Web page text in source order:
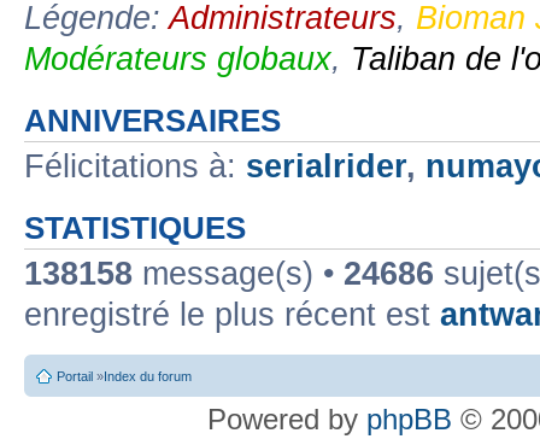
Légende:Administrateurs, Bioman
Modérateurs globaux, Taliban de
ANNIVERSAIRES
Félicitations à: serialrider,
STATISTIQUES
138158 message(s) • 24686
enregistré le plus récent est
Portail »Index du forum
Powered by phpBB ©